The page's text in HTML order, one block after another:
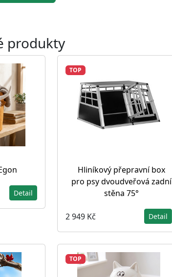
produkty
Detail
TOP
Hliníkový přepravní box
pro psy dvoudveřová zadní
stěna 75°
2 949 Kč Detail
TOP